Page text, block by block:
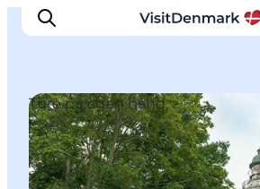
Inspirasjon
Reisemål
Ture på egen hånd